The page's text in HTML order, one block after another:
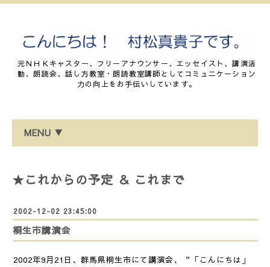
元ＮＨＫキャスター、フリーアナウンサー、エッセイスト、講演活
動、朗読会、話し方教室・朗読教室講師としてコミュニケーション
力の向上をお手伝いしています。
MENU ▼
★これからの予定 ＆ これまで
2002-12-02 23:45:00
桐生市講演会
2002年9月21日、群馬県桐生市にて講演会、“「こんにちは」